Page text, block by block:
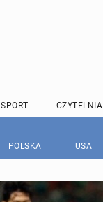
SPORT CZYTELNIA
POLSKA USA